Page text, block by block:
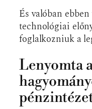
És valóban
technológiai
foglalkozniuk a
Lenyomta